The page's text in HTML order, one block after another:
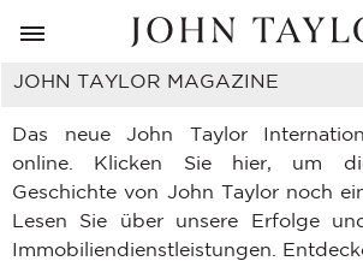
ZURÜCK
JOHN TAYLOR MAGAZINE
Das neue John Taylor
online. Klicken Sie hier, um
Geschichte von John Taylor noch
Lesen Sie über unsere Erfolge
Immobiliendienstleistungen.